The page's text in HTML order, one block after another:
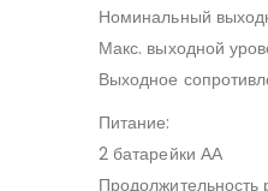
Номинальный
Макс. выходной
Выходное
Питание:
2 батарейки АА